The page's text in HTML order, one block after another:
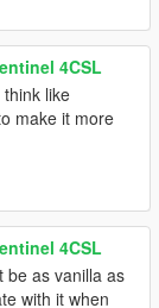
4CSL
like
make it more
4CSL
be as vanilla as
with it when